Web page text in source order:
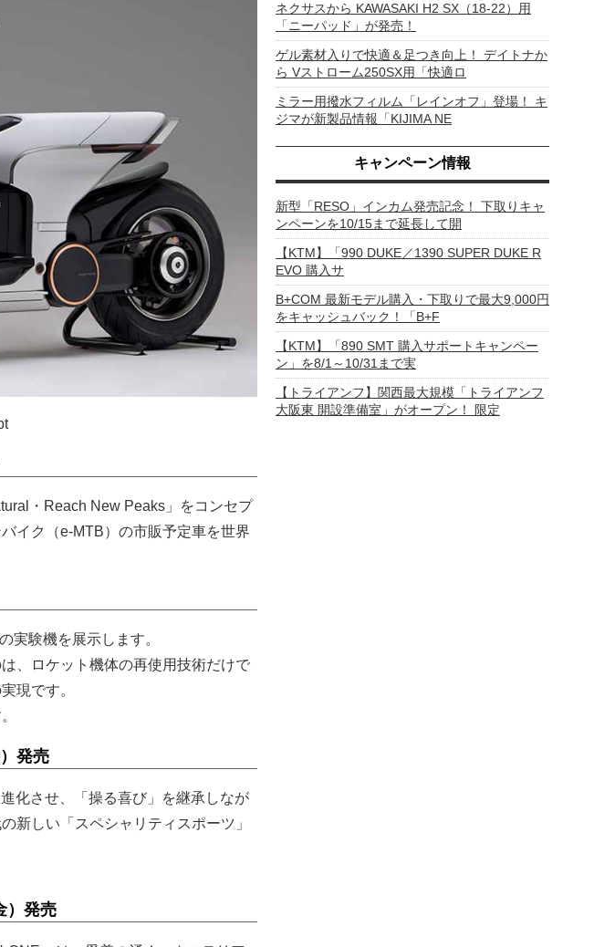
・Reach New Peaks」をコンセプ
イク（e-MTB）の市販予定車を世界
実験機を展示します。
、ロケット機体の再使用技術だけで
現です。
発売
化させ、「操る喜び」を継承しなが
新しい「スペシャリティスポーツ」
）発売
ネクサスから KAWASAKI H2 SX（18-22）用
「ニーパッド」が発売！
ゲル素材入りで快適＆足つき向上！ デイトナか
ら Vストローム250SX用「快適ロ
ミラー用撥水フィルム「レインオフ」登場！ キ
ジマが新製品情報「KIJIMA NE
キャンペーン情報
新型「RESO」インカム発売記念！ 下取りキャ
ンペーンを10/15まで延長して開
【KTM】「990 DUKE／1390 SUPER DUKE R
EVO 購入サ
B+COM 最新モデル購入・下取りで最大9,000円
をキャッシュバック！「B+F
【KTM】「890 SMT 購入サポートキャンペー
ン」を8/1～10/31まで実
【トライアンフ】関西最大規模「トライアンフ
大阪東 開設準備室」がオープン！ 限定